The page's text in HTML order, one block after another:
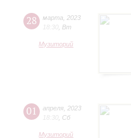
28 марта
2023
18:30 Вт
Музиторий
01 апреля 2023
18:30 Сб
Музиторий